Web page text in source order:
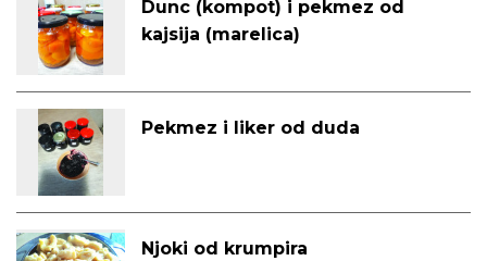
Dunc (kompot) i pekmez od
kajsija (marelica)
Pekmez i liker od duda
Njoki od krumpira